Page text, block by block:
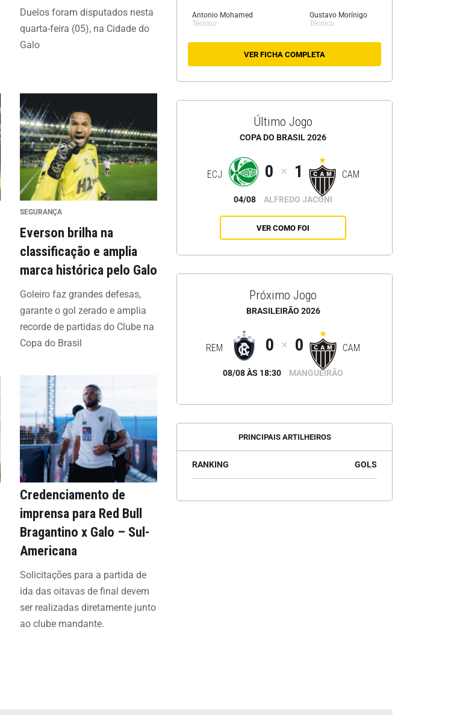
Duelos foram disputados nesta
quarta-feira (05), na Cidade do
Galo
SEGURANÇA
Everson brilha na
classificação e amplia
marca histórica pelo Galo
Goleiro faz grandes defesas,
garante o gol zerado e amplia
recorde de partidas do Clube na
Copa do Brasil
Credenciamento de
imprensa para Red Bull
Bragantino x Galo – Sul-
Americana
Solicitações para a partida de
ida das oitavas de final devem
ser realizadas diretamente junto
ao clube mandante.
Antonio Mohamed
Técnico
Gustavo Morínigo
Técnico
VER FICHA COMPLETA
Último Jogo
COPA DO BRASIL 2026
ECJ 0 1 CAM
04/08 ALFREDO JACONI
VER COMO FOI
Próximo Jogo
BRASILEIRÃO 2026
REM 0 0 CAM
08/08 ÀS 18:30 MANGUEIRÃO
PRINCIPAIS ARTILHEIROS
RANKING GOLS